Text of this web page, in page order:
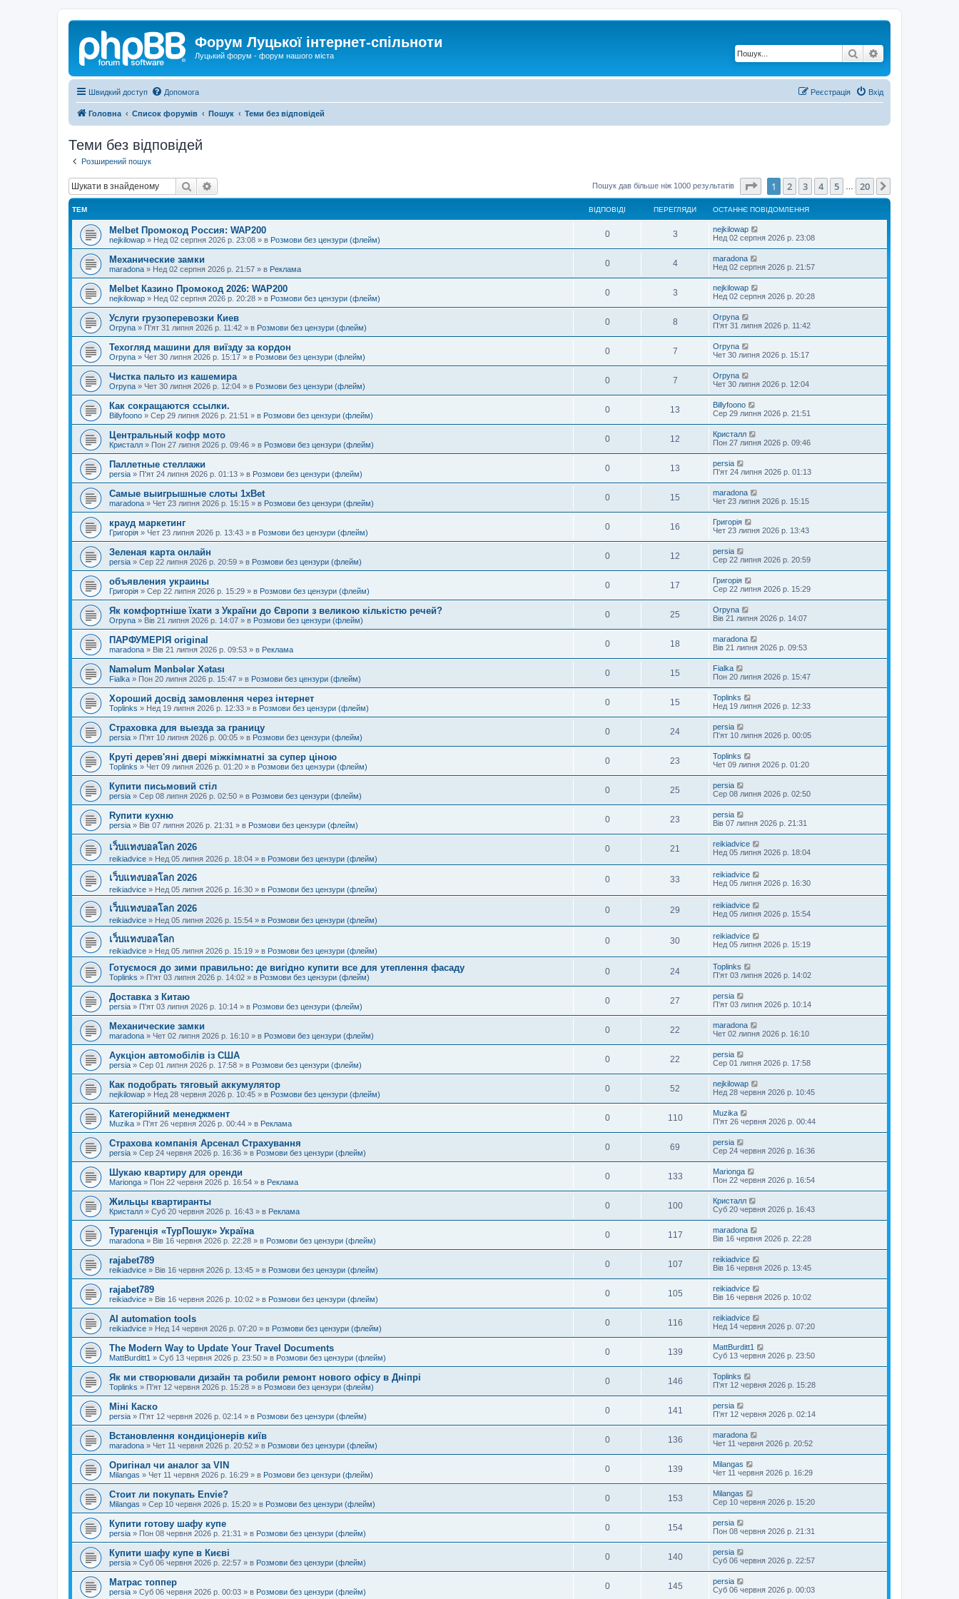
Форум Луцької інтернет-спільноти
Луцький форум - форум нашого міста Пошук
Швидкий доступ Допомога Вхід
Реєстрація
Головна Список форумів Пошук Теми без відповідей
Теми без відповідей
Розширений пошук
Пошук Пошук дав більше ніж 1000 результатів Сторінка 1з 20
1 2 3 4 5 20
ТЕМ ВІДПОВІДІ ПЕРЕГЛЯДИ ОСТАННЄ ПОВІДОМЛЕННЯ
Melbet Промокод Россия: WAP200
nejkilowap » Нед 02 серпня 2026 р. 23:08 » в Розмови без цензури (флейм)
0 3
nejkilowap
Нед 02 серпня 2026 р. 23:08
Механические замки
maradona » Нед 02 серпня 2026 р. 21:57 » в Реклама
0 4
maradona
Нед 02 серпня 2026 р. 21:57
Melbet Казино Промокод 2026: WAP200
nejkilowap » Нед 02 серпня 2026 р. 20:28 » в Розмови без цензури (флейм)
0 3
nejkilowap
Нед 02 серпня 2026 р. 20:28
Услуги грузоперевозки Киев
Orpyna » П'ят 31 липня 2026 р. 11:42 » в Розмови без цензури (флейм)
0 8
Orpyna
П'ят 31 липня 2026 р. 11:42
Техогляд машини для виїзду за кордон
Orpyna » Чет 30 липня 2026 р. 15:17 » в Розмови без цензури (флейм)
0 7
Orpyna
Чет 30 липня 2026 р. 15:17
Чистка пальто из кашемира
Orpyna » Чет 30 липня 2026 р. 12:04 » в Розмови без цензури (флейм)
0 7
Orpyna
Чет 30 липня 2026 р. 12:04
Как сокращаются ссылки.
Billyfoono » Сер 29 липня 2026 р. 21:51 » в Розмови без цензури (флейм)
0 13
Billyfoono
Сер 29 липня 2026 р. 21:51
Центральный кофр мото
Кристалл » Пон 27 липня 2026 р. 09:46 » в Розмови без цензури (флейм)
0 12
Кристалл
Пон 27 липня 2026 р. 09:46
Паллетные стеллажи
persia » П'ят 24 липня 2026 р. 01:13 » в Розмови без цензури (флейм)
0 13
persia
П'ят 24 липня 2026 р. 01:13
Самые выигрышные слоты 1xBet
maradona » Чет 23 липня 2026 р. 15:15 » в Розмови без цензури (флейм)
0 15
maradona
Чет 23 липня 2026 р. 15:15
крауд маркетинг
Григорія » Чет 23 липня 2026 р. 13:43 » в Розмови без цензури (флейм)
0 16
Григорія
Чет 23 липня 2026 р. 13:43
Зеленая карта онлайн
persia » Сер 22 липня 2026 р. 20:59 » в Розмови без цензури (флейм)
0 12
persia
Сер 22 липня 2026 р. 20:59
объявления украины
Григорія » Сер 22 липня 2026 р. 15:29 » в Розмови без цензури (флейм)
0 17
Григорія
Сер 22 липня 2026 р. 15:29
Як комфортніше їхати з України до Європи з великою кількістю речей?
Orpyna » Вів 21 липня 2026 р. 14:07 » в Розмови без цензури (флейм)
0 25
Orpyna
Вів 21 липня 2026 р. 14:07
ПАРФУМЕРІЯ original
maradona » Вів 21 липня 2026 р. 09:53 » в Реклама
0 18
maradona
Вів 21 липня 2026 р. 09:53
Naməlum Mənbələr Xətası
Fialka » Пон 20 липня 2026 р. 15:47 » в Розмови без цензури (флейм)
0 15
Fialka
Пон 20 липня 2026 р. 15:47
Хороший досвід замовлення через інтернет
Toplinks » Нед 19 липня 2026 р. 12:33 » в Розмови без цензури (флейм)
0 15
Toplinks
Нед 19 липня 2026 р. 12:33
Страховка для выезда за границу
persia » П'ят 10 липня 2026 р. 00:05 » в Розмови без цензури (флейм)
0 24
persia
П'ят 10 липня 2026 р. 00:05
Круті дерев'яні двері міжкімнатні за супер ціною
Toplinks » Чет 09 липня 2026 р. 01:20 » в Розмови без цензури (флейм)
0 23
Toplinks
Чет 09 липня 2026 р. 01:20
Купити письмовий стіл
persia » Сер 08 липня 2026 р. 02:50 » в Розмови без цензури (флейм)
0 25
persia
Сер 08 липня 2026 р. 02:50
Rупити кухню
persia » Вів 07 липня 2026 р. 21:31 » в Розмови без цензури (флейм)
0 23
persia
Вів 07 липня 2026 р. 21:31
เว็บแทงบอลโลก 2026
reikiadvice » Нед 05 липня 2026 р. 18:04 » в Розмови без цензури (флейм)
0 21
reikiadvice
Нед 05 липня 2026 р. 18:04
เว็บแทงบอลโลก 2026
reikiadvice » Нед 05 липня 2026 р. 16:30 » в Розмови без цензури (флейм)
0 33
reikiadvice
Нед 05 липня 2026 р. 16:30
เว็บแทงบอลโลก 2026
reikiadvice » Нед 05 липня 2026 р. 15:54 » в Розмови без цензури (флейм)
0 29
reikiadvice
Нед 05 липня 2026 р. 15:54
เว็บแทงบอลโลก
reikiadvice » Нед 05 липня 2026 р. 15:19 » в Розмови без цензури (флейм)
0 30
reikiadvice
Нед 05 липня 2026 р. 15:19
Готуємося до зими правильно: де вигідно купити все для утеплення фасаду
Toplinks » П'ят 03 липня 2026 р. 14:02 » в Розмови без цензури (флейм)
0 24
Toplinks
П'ят 03 липня 2026 р. 14:02
Доставка з Китаю
persia » П'ят 03 липня 2026 р. 10:14 » в Розмови без цензури (флейм)
0 27
persia
П'ят 03 липня 2026 р. 10:14
Механические замки
maradona » Чет 02 липня 2026 р. 16:10 » в Розмови без цензури (флейм)
0 22
maradona
Чет 02 липня 2026 р. 16:10
Аукціон автомобілів із США
persia » Сер 01 липня 2026 р. 17:58 » в Розмови без цензури (флейм)
0 22
persia
Сер 01 липня 2026 р. 17:58
Как подобрать тяговый аккумулятор
nejkilowap » Нед 28 червня 2026 р. 10:45 » в Розмови без цензури (флейм)
0 52
nejkilowap
Нед 28 червня 2026 р. 10:45
Категорійний менеджмент
Muzika » П'ят 26 червня 2026 р. 00:44 » в Реклама
0 110
Muzika
П'ят 26 червня 2026 р. 00:44
Страхова компанія Арсенал Страхування
persia » Сер 24 червня 2026 р. 16:36 » в Розмови без цензури (флейм)
0 69
persia
Сер 24 червня 2026 р. 16:36
Шукаю квартиру для оренди
Marionga » Пон 22 червня 2026 р. 16:54 » в Реклама
0 133
Marionga
Пон 22 червня 2026 р. 16:54
Жильцы квартиранты
Кристалл » Суб 20 червня 2026 р. 16:43 » в Реклама
0 100
Кристалл
Суб 20 червня 2026 р. 16:43
Турагенція «ТурПошук» Україна
maradona » Вів 16 червня 2026 р. 22:28 » в Розмови без цензури (флейм)
0 117
maradona
Вів 16 червня 2026 р. 22:28
rajabet789
reikiadvice » Вів 16 червня 2026 р. 13:45 » в Розмови без цензури (флейм)
0 107
reikiadvice
Вів 16 червня 2026 р. 13:45
rajabet789
reikiadvice » Вів 16 червня 2026 р. 10:02 » в Розмови без цензури (флейм)
0 105
reikiadvice
Вів 16 червня 2026 р. 10:02
AI automation tools
reikiadvice » Нед 14 червня 2026 р. 07:20 » в Розмови без цензури (флейм)
0 116
reikiadvice
Нед 14 червня 2026 р. 07:20
The Modern Way to Update Your Travel Documents
MattBurditt1 » Суб 13 червня 2026 р. 23:50 » в Розмови без цензури (флейм)
0 139
MattBurditt1
Суб 13 червня 2026 р. 23:50
Як ми створювали дизайн та робили ремонт нового офісу в Дніпрі
Toplinks » П'ят 12 червня 2026 р. 15:28 » в Розмови без цензури (флейм)
0 146
Toplinks
П'ят 12 червня 2026 р. 15:28
Міні Каско
persia » П'ят 12 червня 2026 р. 02:14 » в Розмови без цензури (флейм)
0 141
persia
П'ят 12 червня 2026 р. 02:14
Встановлення кондиціонерів київ
maradona » Чет 11 червня 2026 р. 20:52 » в Розмови без цензури (флейм)
0 136
maradona
Чет 11 червня 2026 р. 20:52
Оригінал чи аналог за VIN
Milangas » Чет 11 червня 2026 р. 16:29 » в Розмови без цензури (флейм)
0 139
Milangas
Чет 11 червня 2026 р. 16:29
Стоит ли покупать Envie?
Milangas » Сер 10 червня 2026 р. 15:20 » в Розмови без цензури (флейм)
0 153
Milangas
Сер 10 червня 2026 р. 15:20
Купити готову шафу купе
persia » Пон 08 червня 2026 р. 21:31 » в Розмови без цензури (флейм)
0 154
persia
Пон 08 червня 2026 р. 21:31
Купити шафу купе в Києві
persia » Суб 06 червня 2026 р. 22:57 » в Розмови без цензури (флейм)
0 140
persia
Суб 06 червня 2026 р. 22:57
Матрас топпер
persia » Суб 06 червня 2026 р. 00:03 » в Розмови без цензури (флейм)
0 145
persia
Суб 06 червня 2026 р. 00:03